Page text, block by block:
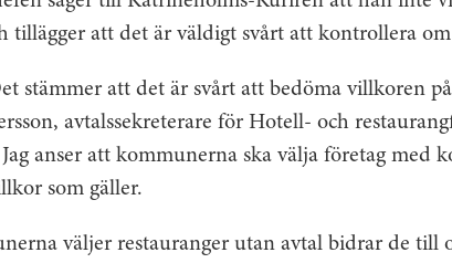
tillägger att det är väldigt svårt att kontrollera
stämmer att det är svårt att bedöma villkoren på
avtalssekreterare för Hotell- och
anser att kommunerna ska välja företag med
som gäller.
väljer restauranger utan avtal bidrar de till